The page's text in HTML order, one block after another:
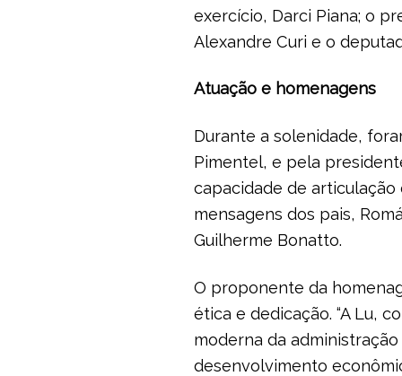
exercício, Darci Piana; o
Alexandre Curi e o
Atuação e homenagens
Durante a solenidade,
Pimentel, e pela
capacidade de
mensagens dos pais,
Guilherme Bonatto.
O proponente da
ética e dedicação. “A Lu,
moderna da
desenvolvimento